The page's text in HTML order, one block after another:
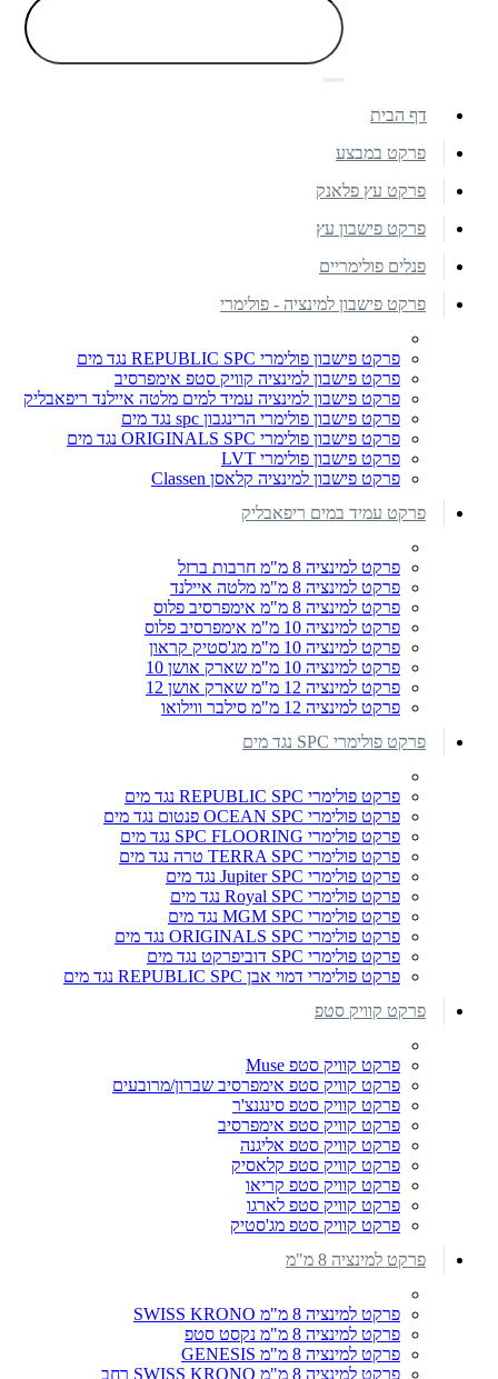
דף הבית
פרקט במבצע
פרקט עץ פלאנק
פרקט פישבון עץ
פנלים פולימריים
פרקט פישבון למינציה - פולימרי
פרקט פישבון פולימרי REPUBLIC SPC נגד מים
פרקט פישבון למינציה קוויק סטפ אימפרסיב
פרקט פישבון למינציה עמיד למים מלטה איילנד ריפאבליק
פרקט פישבון פולימרי הרינגבון spc נגד מים
פרקט פישבון פולימרי ORIGINALS SPC נגד מים
פרקט פישבון פולימרי LVT
פרקט פישבון למינציה קלאסן Classen
פרקט עמיד במים ריפאבליק
פרקט למינציה 8 מ"מ חרבות ברזל
פרקט למינציה 8 מ"מ מלטה איילנד
פרקט למינציה 8 מ"מ אימפרסיב פלוס
פרקט למינציה 10 מ"מ אימפרסיב פלוס
פרקט למינציה 10 מ"מ מג'סטיק קראון
פרקט למינציה 10 מ"מ שארק אושן 10
פרקט למינציה 12 מ"מ שארק אושן 12
פרקט למינציה 12 מ"מ סילבר ווילואו
פרקט פולימרי SPC נגד מים
פרקט פולימרי REPUBLIC SPC נגד מים
פרקט פולימרי OCEAN SPC פנטום נגד מים
פרקט פולימרי SPC FLOORING נגד מים
פרקט פולימרי TERRA SPC טרה נגד מים
פרקט פולימרי Jupiter SPC נגד מים
פרקט פולימרי Royal SPC נגד מים
פרקט פולימרי MGM SPC נגד מים
פרקט פולימרי ORIGINALS SPC נגד מים
פרקט פולימרי SPC דוביפרקט נגד מים
פרקט פולימרי דמוי אבן REPUBLIC SPC נגד מים
פרקט קוויק סטפ
פרקט קוויק סטפ Muse
פרקט קוויק סטפ אימפרסיב שברון/מרובעים
פרקט קוויק סטפ סינגנצ'ר
פרקט קוויק סטפ אימפרסיב
פרקט קוויק סטפ אליגנה
פרקט קוויק סטפ קלאסיק
פרקט קוויק סטפ קריאו
פרקט קוויק סטפ לארגו
פרקט קוויק סטפ מג'סטיק
פרקט למינציה 8 מ"מ
פרקט למינציה 8 מ"מ SWISS KRONO
פרקט למינציה 8 מ"מ נקסט סטפ
פרקט למינציה 8 מ"מ GENESIS
פרקט למינציה 8 מ"מ SWISS KRONO רחב